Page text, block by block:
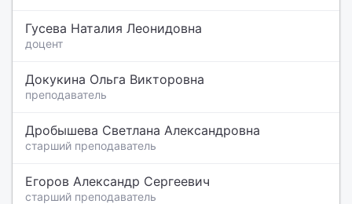
Гусева Наталия Леонидовна
доцент
Докукина Ольга Викторовна
преподаватель
Дробышева Светлана Александровна
старший преподаватель
Егоров Александр Сергеевич
старший преподаватель